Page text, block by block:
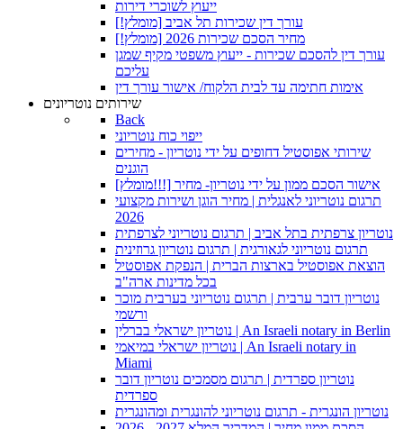
ייעוץ לשוכרי דירות
עורך דין שכירות תל אביב [מומלץ!]
מחיר הסכם שכירות 2026 [מומלץ!]
עורך דין להסכם שכירות - ייעוץ משפטי מקיף שמגן
עליכם
אימות חתימה עד לבית הלקוח/ אישור עורך דין
שירותים נוטריונים
Back
ייפוי כוח נוטריוני
שירותי אפוסטיל דחופים על ידי נוטריון - מחירים
הוגנים
[מומלץ!!!] אישור הסכם ממון על ידי נוטריון- מחיר
תרגום נוטריוני לאנגלית | מחיר הוגן ושירות מקצועי
2026
נוטריון צרפתית בתל אביב | תרגום נוטריוני לצרפתית
תרגום נוטריוני לגאורגית | תרגום נוטריון גרוזינית
הוצאת אפוסטיל בארצות הברית | הנפקת אפוסטיל
בכל מדינות ארה"ב
נוטריון דובר ערבית | תרגום נוטריוני בערבית מוכר
ורשמי
נוטריון ישראלי בברלין | An Israeli notary in Berlin
נוטריון ישראלי במיאמי | An Israeli notary in
Miami
נוטריון ספרדית | תרגום מסמכים נוטריון דובר
ספרדית
נוטריון הונגרית - תרגום נוטריוני להונגרית ומהונגרית